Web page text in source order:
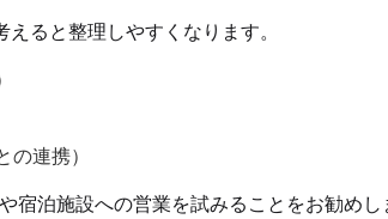
ると整理しやすくなります。
の連携）
宿泊施設への営業を試みることをお勧め